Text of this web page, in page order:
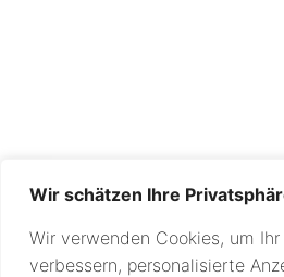
Wir schätzen Ihre
Wir verwenden Cookies, um
verbessern, personalisierte